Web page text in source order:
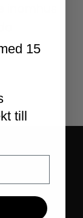
vid en
15
till